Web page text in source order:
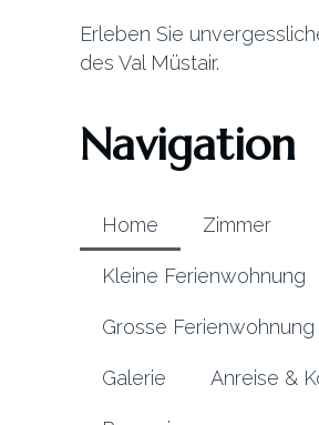
Erleben Sie
des Val Müstair.
Navigation
Home Zimmer
Kleine Ferienwohnung
Grosse Ferienwohnung
Galerie Anreise &